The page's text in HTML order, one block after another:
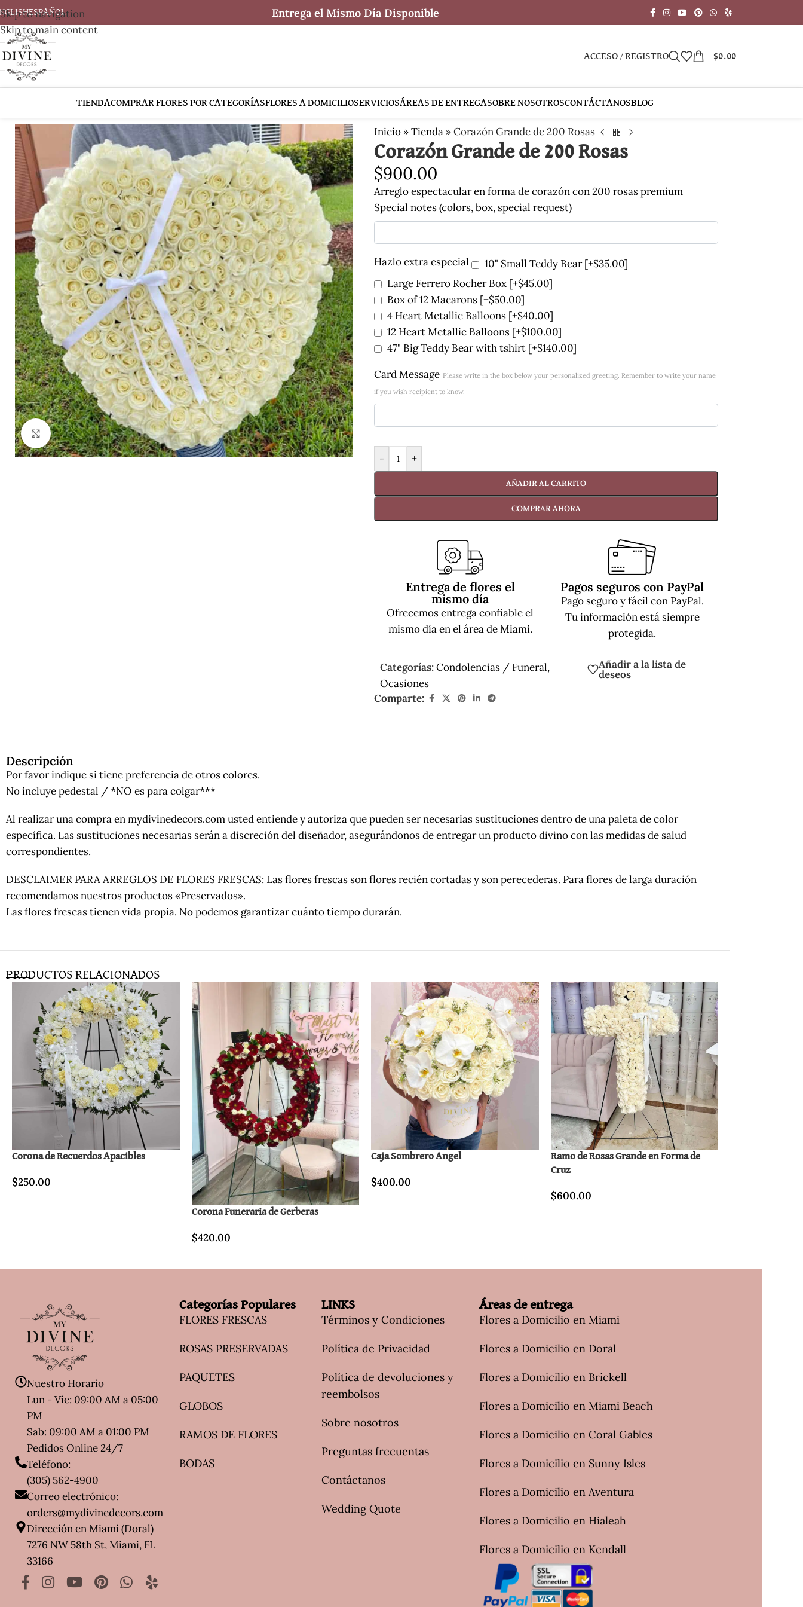
Skip to navigation
Skip to main content
ESPAÑOL Entrega el Mismo Día Disponible
ACCESO / REGISTRO $0.00
TIENDACOMPRAR FLORES POR CATEGORÍASFLORES A DOMICILIOSERVICIOSÁREAS DE ENTREGASOBRE NOSOTROSCONTÁCTANOSBLOG
Clic para ampliar
Inicio »Tienda »Corazón Grande de 200 Rosas
Corazón Grande de 200 Rosas
$900.00
Arreglo espectacular en forma de corazón con 200 rosas premium
Special notes (colors, box, special request)
Hazlo extra especial 10" Small Teddy Bear[+$35.00]
Large Ferrero Rocher Box [+$45.00]
Box of 12 Macarons [+$50.00]
4 Heart Metallic Balloons [+$40.00]
12 Heart Metallic Balloons [+$100.00]
47" Big Teddy Bear with tshirt [+$140.00]
Card Message Please write in the box below your personalized greeting. Remember to write your name
if you wish recipient to know.
- +
AÑADIR AL CARRITO
COMPRAR AHORA
Entrega de flores el
mismo día
Ofrecemos entrega confiable el
mismo día en el área de Miami.
Pagos seguros con PayPal
Pago seguro y fácil con PayPal.
Tu información está siempre
protegida.
Categorías:Condolencias / Funeral,
Ocasiones
Añadir a la lista de
deseos
Comparte:
Descripción
Por favor indique si tiene preferencia de otros colores.
No incluye pedestal / *NO es para colgar***
Al realizar una compra en mydivinedecors.com usted entiende y autoriza que pueden ser necesarias sustituciones dentro de una paleta de color
específica. Las sustituciones necesarias serán a discreción del diseñador, asegurándonos de entregar un producto divino con las medidas de salud
correspondientes.
DESCLAIMER PARA ARREGLOS DE FLORES FRESCAS: Las flores frescas son flores recién cortadas y son perecederas. Para flores de larga duración
recomendamos nuestros productos «Preservados».
Las flores frescas tienen vida propia. No podemos garantizar cuánto tiempo durarán.
PRODUCTOS RELACIONADOS
Corona de Recuerdos Apacibles
$250.00
Corona Funeraria de Gerberas
$420.00
Caja Sombrero Angel
$400.00
Ramo de Rosas Grande en Forma de
Cruz
$600.00
Nuestro Horario
Lun - Vie: 09:00 AM a 05:00
PM
Sab: 09:00 AM a 01:00 PM
Pedidos Online 24/7
Teléfono:
(305) 562-4900
Correo electrónico:
orders@mydivinedecors.com
Dirección en Miami (Doral)
7276 NW 58th St, Miami, FL
33166
Categorías Populares
FLORES FRESCAS
ROSAS PRESERVADAS
PAQUETES
GLOBOS
RAMOS DE FLORES
BODAS
LINKS
Términos y Condiciones
Política de Privacidad
Política de devoluciones y
reembolsos
Sobre nosotros
Preguntas frecuentas
Contáctanos
Wedding Quote
Áreas de entrega
Flores a Domicilio en Miami
Flores a Domicilio en Doral
Flores a Domicilio en Brickell
Flores a Domicilio en Miami Beach
Flores a Domicilio en Coral Gables
Flores a Domicilio en Sunny Isles
Flores a Domicilio en Aventura
Flores a Domicilio en Hialeah
Flores a Domicilio en Kendall